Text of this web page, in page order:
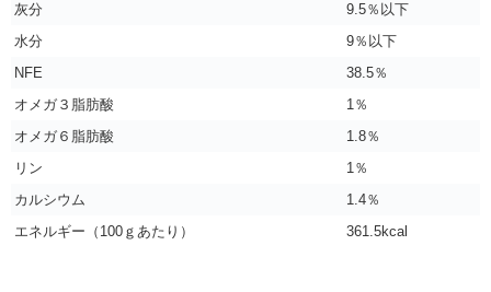
灰分
9.5％以下
水分
9％以下
NFE
38.5％
オメガ３脂肪酸
1％
オメガ６脂肪酸
1.8％
リン
1％
カルシウム
1.4％
エネルギー（100ｇあたり）
361.5kcal